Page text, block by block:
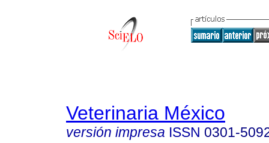
Veterinaria México
versión impresa ISSN 0301-